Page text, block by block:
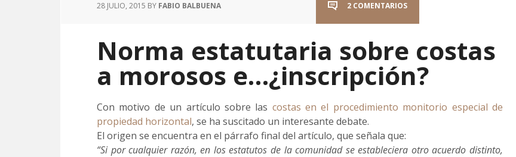
28 JULIO, 2015 BY FABIO BALBUENA 2 COMENTARIOS
Norma estatutaria sobre costas
a morosos e…¿inscripción?
Con motivo de un artículo sobre las costas en el procedimiento monitorio especial de
propiedad horizontal, se ha suscitado un interesante debate.
El origen se encuentra en el párrafo final del artículo, que señala que:
“Si por cualquier razón, en los estatutos de la comunidad se estableciera otro acuerdo distinto,